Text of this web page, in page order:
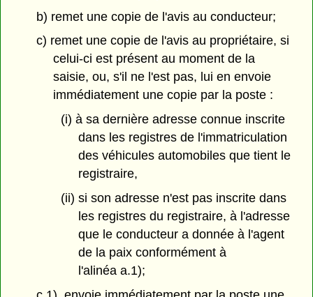
b) remet une copie de l'avis au conducteur;
c) remet une copie de l'avis au propriétaire, si
celui-ci est présent au moment de la
saisie, ou, s'il ne l'est pas, lui en envoie
immédiatement une copie par la poste :
(i) à sa dernière adresse connue inscrite
dans les registres de l'immatriculation
des véhicules automobiles que tient le
registraire,
(ii) si son adresse n'est pas inscrite dans
les registres du registraire, à l'adresse
que le conducteur a donnée à l'agent
de la paix conformément à
l'alinéa a.1);